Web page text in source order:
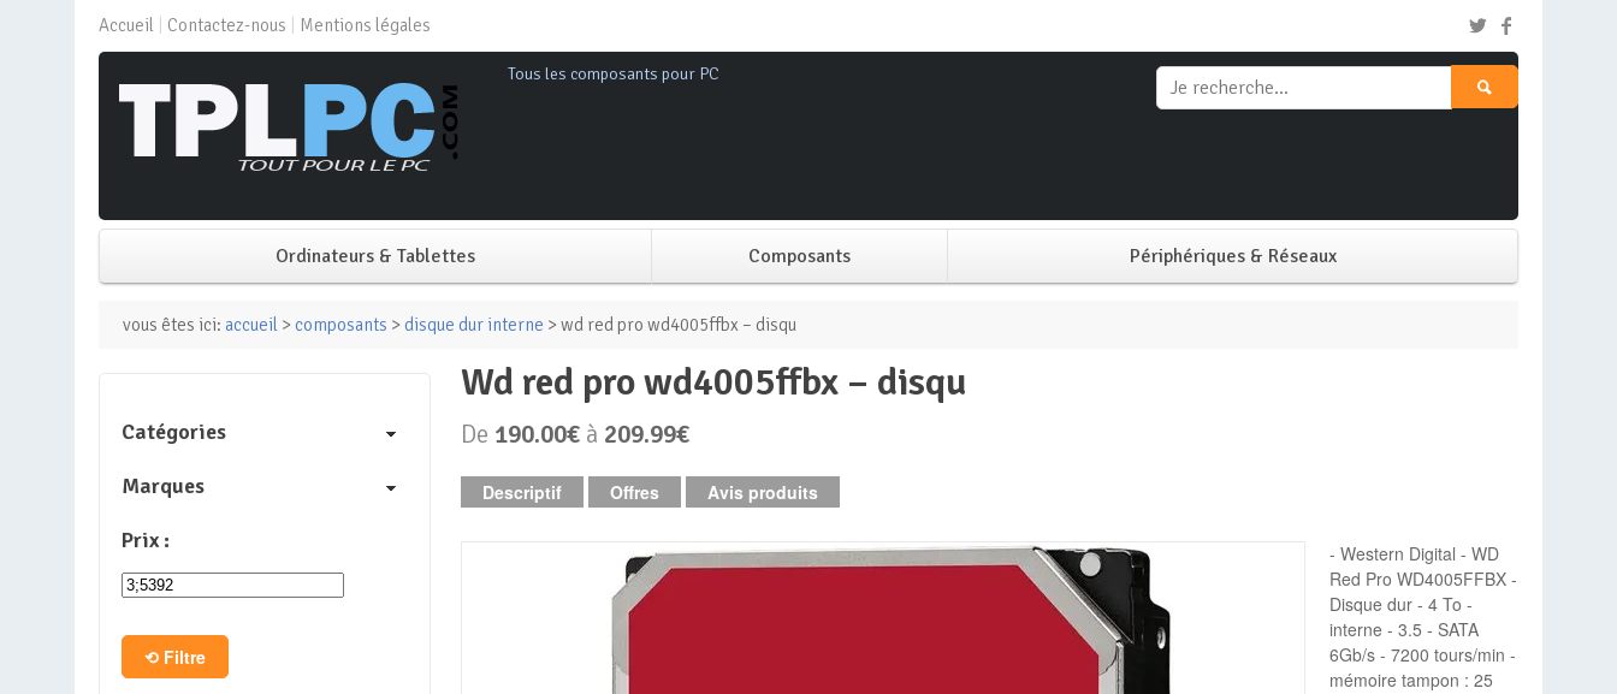
Accueil Contactez-nous Mentions légales
Tous les composants pour PC
Ordinateurs & Tablettes
PC de bureau
Mini PC
PC Tout-en-un
Tablettes
Composants
Alimentation PC
Boitier PC
Carte graphique
Carte mère
Mémoire PC
Périphériques & Réseaux
vous êtes ici: accueil > composants > disque dur interne > wd red pro wd4005ffbx – disqu
wd red pro wd4005ffbx – disqu
De 190.00€ à 209.99€
Descriptif Offres Avis produits
- Western Digital - WD
Red Pro WD4005FFBX -
Disque dur - 4 To -
interne - 3.5 - SATA
6Gb/s - 7200 tours/min -
mémoire tampon : 25
Catégories
Marques
Prix :
Filtre